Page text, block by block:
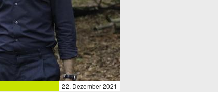
22. Dezember 2021